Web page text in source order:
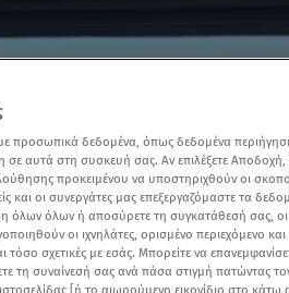
προσωπικά δεδομένα, όπως δεδομένα
σε αυτά στη συσκευή σας. Αν επιλέξετε Αποδοχή,
προκειμένου να υποστηριχθούν οι
και οι συνεργάτες μας επεξεργαζόμαστε τα
όλων όλων ή αποσύρετε τη συγκατάθεσή σας,
οι ιχνηλάτες, ορισμένο περιεχόμενο και
τόσο σχετικές με εσάς. Μπορείτε να
τη συναίνεσή σας ανά πάσα στιγμή πατώντας
[ή το αιωρούμενο εικονίδιο στο κάτω